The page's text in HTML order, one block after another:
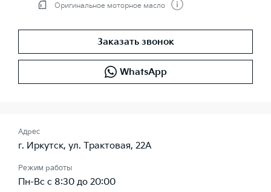
Оригинальное моторное масло
Заказать звонок
WhatsApp
Адрес
г. Иркутск, ул. Трактовая, 22А
Режим работы
Пн-Вс с 8:30 до 20:00